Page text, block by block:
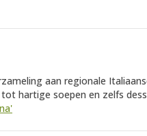
aan regionale
hartige soepen en zelfs